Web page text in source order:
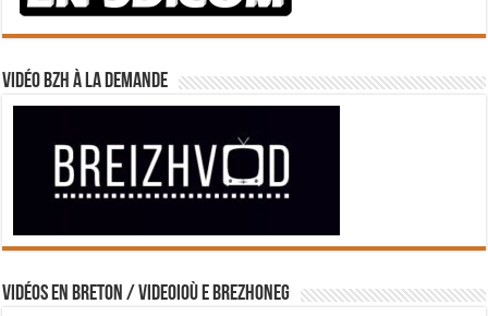
Vidéo BZH à la demande
Vidéos en breton / Videoioù e brezhoneg